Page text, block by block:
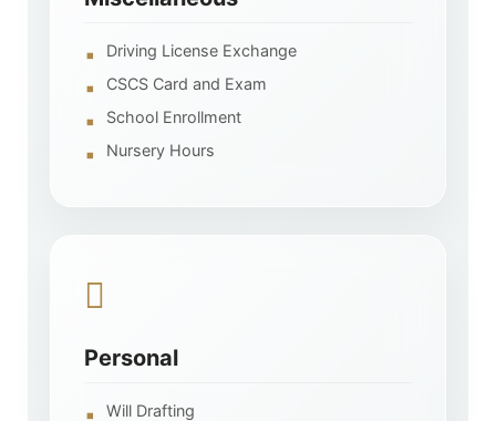
Driving License Exchange
CSCS Card and Exam
School Enrollment
Nursery Hours
Personal
Will Drafting